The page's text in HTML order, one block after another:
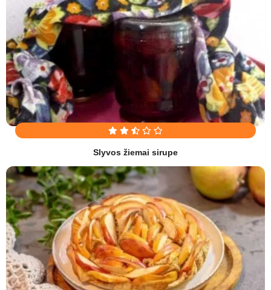
Slyvos žiemai sirupe